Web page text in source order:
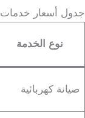
جدول أسعار خدمات
نوع الخدمة
صيانة كهربائية